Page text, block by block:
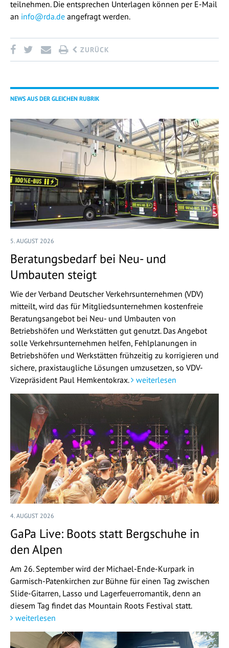
teilnehmen. Die entsprechen Unterlagen können per E-Mail
an info@rda.de angefragt werden.
ZURÜCK
NEWS AUS DER GLEICHEN RUBRIK
5. AUGUST 2026
Beratungsbedarf bei Neu- und
Umbauten steigt
Wie der Verband Deutscher Verkehrsunternehmen (VDV)
mitteilt, wird das für Mitgliedsunternehmen kostenfreie
Beratungsangebot bei Neu- und Umbauten von
Betriebshöfen und Werkstätten gut genutzt. Das Angebot
solle Verkehrsunternehmen helfen, Fehlplanungen in
Betriebshöfen und Werkstätten frühzeitig zu korrigieren und
sichere, praxistaugliche Lösungen umzusetzen, so VDV-
Vizepräsident Paul Hemkentokrax.
weiterlesen
4. AUGUST 2026
GaPa Live: Boots statt Bergschuhe in
den Alpen
Am 26. September wird der Michael-Ende-Kurpark in
Garmisch-Patenkirchen zur Bühne für einen Tag zwischen
Slide-Gitarren, Lasso und Lagerfeuerromantik, denn an
diesem Tag findet das Mountain Roots Festival statt.
weiterlesen